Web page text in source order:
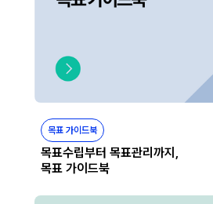
목표 가이드북
목표수립부터 목표관리까지,
목표 가이드북